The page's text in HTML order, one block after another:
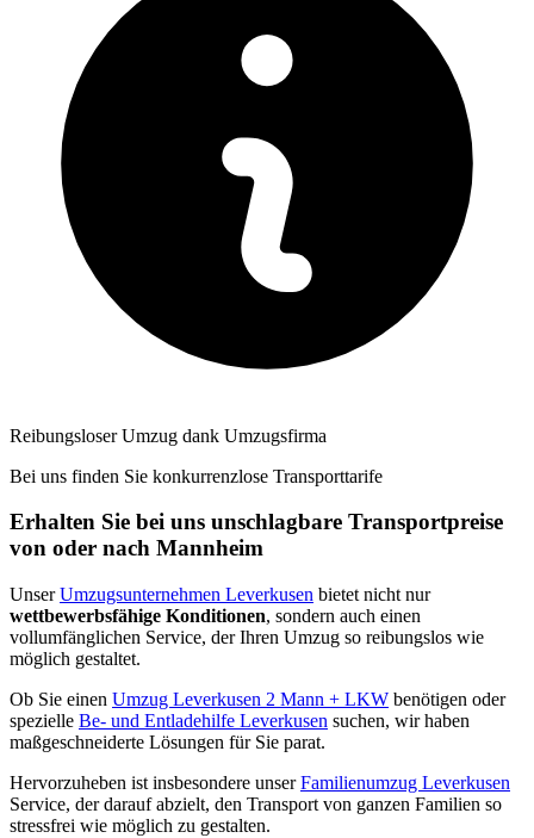
Reibungsloser Umzug dank Umzugsfirma
Bei uns finden Sie konkurrenzlose Transporttarife
Erhalten Sie bei uns unschlagbare Transportpreise
von oder nach Mannheim
UnserUmzugsunternehmen Leverkusen bietet nicht nur
wettbewerbsfähige Konditionen, sondern auch einen
vollumfänglichen Service, der Ihren Umzug so reibungslos wie
möglich gestaltet.
Ob Sie einen Umzug Leverkusen 2 Mann + LKW benötigen oder
spezielle Be- und Entladehilfe Leverkusen suchen, wir haben
maßgeschneiderte Lösungen für Sie parat.
Hervorzuheben ist insbesondere unserFamilienumzug Leverkusen
Service, der darauf abzielt, den Transport von ganzen Familien so
stressfrei wie möglich zu gestalten.